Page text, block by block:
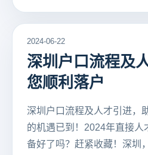
2024-06-22
深圳户口流程及
您顺利落户
深圳户口流程及人才引进，
的机遇已到！2024年直接人
备好了吗？赶紧收藏！深圳